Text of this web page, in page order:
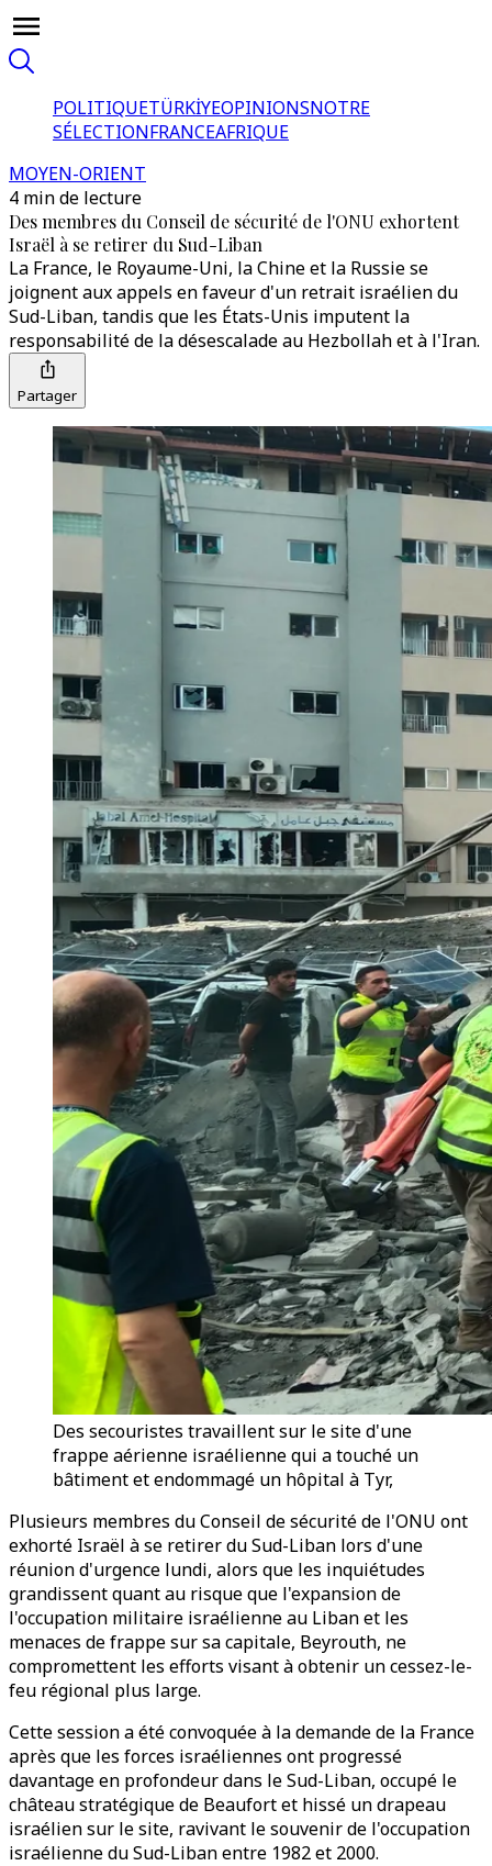
POLITIQUETÜRKİYEOPINIONSNOTRE
SÉLECTIONFRANCEAFRIQUE
MOYEN-ORIENT
4 min de lecture
Des membres du Conseil de sécurité de l'ONU exhortent
Israël à se retirer du Sud-Liban
La France, le Royaume-Uni, la Chine et la Russie se
joignent aux appels en faveur d'un retrait israélien du
Sud-Liban, tandis que les États-Unis imputent la
responsabilité de la désescalade au Hezbollah et à l'Iran.
Partager
Des secouristes travaillent sur le site d'une
frappe aérienne israélienne qui a touché un
bâtiment et endommagé un hôpital à Tyr,
Plusieurs membres du Conseil de sécurité de l'ONU ont
exhorté Israël à se retirer du Sud-Liban lors d'une
réunion d'urgence lundi, alors que les inquiétudes
grandissent quant au risque que l'expansion de
l'occupation militaire israélienne au Liban et les
menaces de frappe sur sa capitale, Beyrouth, ne
compromettent les efforts visant à obtenir un cessez-le-
feu régional plus large.
Cette session a été convoquée à la demande de la France
après que les forces israéliennes ont progressé
davantage en profondeur dans le Sud-Liban, occupé le
château stratégique de Beaufort et hissé un drapeau
israélien sur le site, ravivant le souvenir de l'occupation
israélienne du Sud-Liban entre 1982 et 2000.